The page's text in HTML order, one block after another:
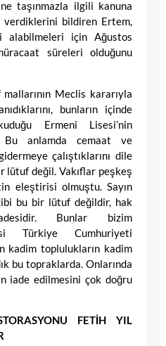
taşınmazla ilgili kanuna
verdiklerini bildiren Ertem,
alabilmeleri için Ağustos
süreleri olduğunu
mallarının Meclis kararıyla
bunların içinde
Ermeni Lisesi’nin
Bu anlamda cemaat ve
gidermeye çalıştıklarını dile
lütuf değil. Vakıflar peşkeş
eleştirisi olmuştu. Sayın
bu bir lütuf değildir, hak
Bunlar bizim
Türkiye Cumhuriyeti
kadim toplulukların kadim
bu topraklarda. Onlarında
iade edilmesini çok doğru
FETİH YIL